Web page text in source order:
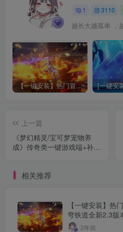
1 3110
越长大越孤单 ，
【一键安装】热门冒险策略类游戏崩坏：星穹铁道全新2.3版本一键端+一键代理+一键启动+免虚拟机
上一篇
《梦幻精灵/宝可梦宠物养
成》传奇类一键游戏端+补丁
引擎相关推荐
【一键安装】热
穹铁道全新2.3版
动+免虚拟机
2年前